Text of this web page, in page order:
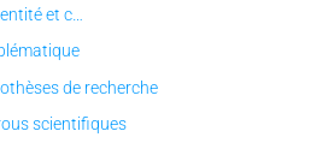
et c…
de recherche
scientifiques